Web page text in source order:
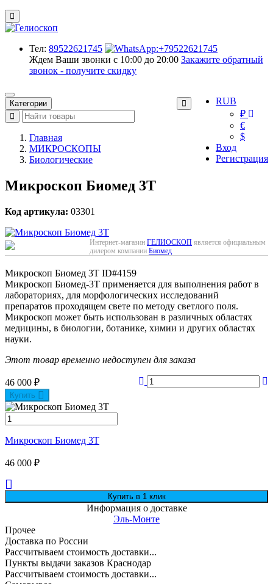
Тел: 89522621745
Ждем Ваши звонки с 10:00 до 20:00 Закажите обратный
звонок - получите скидку
RUB
₽
€
$
Вход
Регистрация
Категории
Главная
МИКРОСКОПЫ
Биологические
Микроскоп Биомед 3Т
Код артикула: 03301
Интернет-магазин ГЕЛИОСКОП является официальным
дилером компании Биомед
Микроскоп Биомед 3Т ID#4159
Микроскоп Биомед-3Т применяется для выполнения работ в
лабораториях, для морфологических исследований
препаратов проходящем свете по методу светлого поля.
Микроскоп может быть использован в различных областях
медицины, в биологии, ботанике, химии и других областях
науки.
Этот товар временно недоступен для заказа
46 000 ₽
Купить
Микроскоп Биомед 3Т
46 000 ₽
Информация о доставке
Эль-Монте
Прочее
Доставка по России
Рассчитываем стоимость доставки...
Пункты выдачи заказов Краснодар
Рассчитываем стоимость доставки...